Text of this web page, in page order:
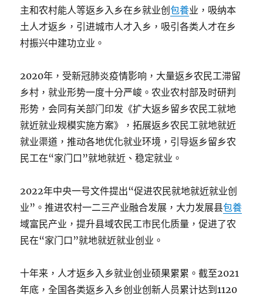
主和农村能人等返乡入乡在乡就业创包養业，吸纳本
土人才返乡，引进城市人才入乡，吸引各类人才在乡
村振兴中建功立业。
2020年，受新冠肺炎疫情影响，大量返乡农民工滞留
乡村，就业形势一度十分严峻。农业农村部及时研判
形势，会同有关部门印发《扩大返乡留乡农民工就地
就近就业规模实施方案》，拓展返乡农民工就地就近
就业渠道，推动各地优化就业环境，引导返乡留乡农
民工在“家门口”就地就近、稳定就业。
2022年中央一号文件提出“促进农民就地就近就业创
业”。推进农村一二三产业融合发展，大力发展县包養
域富民产业，提升县域农民工市民化质量，促进了农
民在“家门口”就地就近就业创业。
十年来，人才返乡入乡就业创业硕果累累。截至2021
年底，全国各类返乡入乡创业创新人员累计达到1120